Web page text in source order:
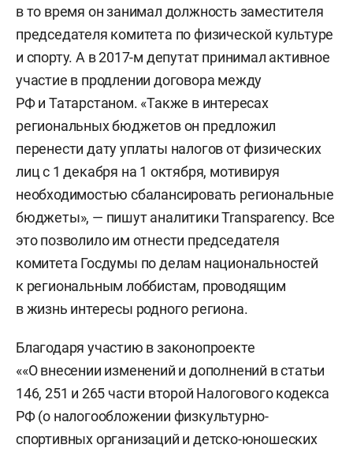
в то время он занимал должность заместителя
председателя комитета по физической культуре
и спорту. А в 2017-м депутат принимал активное
участие в продлении договора между
РФ и Татарстаном. «Также в интересах
региональных бюджетов он предложил
перенести дату уплаты налогов от физических
лиц с 1 декабря на 1 октября, мотивируя
необходимостью сбалансировать региональные
бюджеты», — пишут аналитики Transparency. Все
это позволило им отнести председателя
комитета Госдумы по делам национальностей
к региональным лоббистам, проводящим
в жизнь интересы родного региона.
Благодаря участию в законопроекте
««О внесении изменений и дополнений в статьи
146, 251 и 265 части второй Налогового кодекса
РФ (о налогообложении физкультурно-
спортивных организаций и детско-юношеских